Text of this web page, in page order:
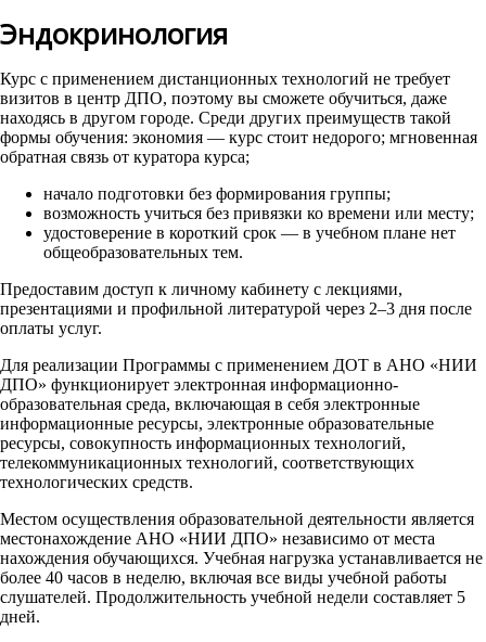
Эндокринология
Курс с применением дистанционных технологий не требует
визитов в центр ДПО, поэтому вы сможете обучиться, даже
находясь в другом городе. Среди других преимуществ такой
формы обучения: экономия — курс стоит недорого; мгновенная
обратная связь от куратора курса;
начало подготовки без формирования группы;
возможность учиться без привязки ко времени или месту;
удостоверение в короткий срок — в учебном плане нет
общеобразовательных тем.
Предоставим доступ к личному кабинету с лекциями,
презентациями и профильной литературой через 2–3 дня после
оплаты услуг.
Для реализации Программы с применением ДОТ в АНО «НИИ
ДПО» функционирует электронная информационно-
образовательная среда, включающая в себя электронные
информационные ресурсы, электронные образовательные
ресурсы, совокупность информационных технологий,
телекоммуникационных технологий, соответствующих
технологических средств.
Местом осуществления образовательной деятельности является
местонахождение АНО «НИИ ДПО» независимо от места
нахождения обучающихся. Учебная нагрузка устанавливается не
более 40 часов в неделю, включая все виды учебной работы
слушателей. Продолжительность учебной недели составляет 5
дней.